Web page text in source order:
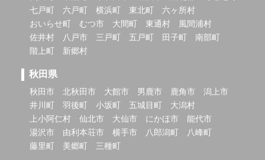
七戸町
六戸町 横浜町 東北町
六ヶ所村
おいらせ町
むつ市 大間町 東通村
風間浦村
佐井村
八戸市 三戸町 五戸町 田子町
南部町
階上町
新郷村
秋田県
秋田市 北秋田市 大館市 男鹿市 鹿角市
潟上市
井川町
羽後町 小坂町 五城目町
大潟村
上小阿仁村
仙北市 大仙市 にかほ市
能代市
湯沢市
由利本荘市 横手市 八郎潟町
八峰町
藤里町
美郷町 三種町